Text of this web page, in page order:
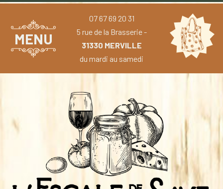
MENU
07 67 69 20 31
5 rue de la Brasserie -
31330 MERVILLE
du mardi au samedi